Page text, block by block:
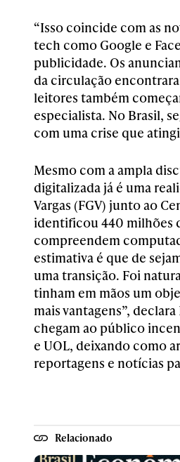
“Isso coincide com as
tech como Google e
publicidade. Os
da circulação
leitores também
especialista. No Brasil,
com uma crise que
Mesmo com a ampla
digitalizada já é uma
Vargas (FGV) junto ao
identificou 440 milhões
compreendem
estimativa é que de
uma transição. Foi
tinham em mãos um
mais vantagens”,
chegam ao público
e UOL, deixando como
reportagens e notícias
Relacionado